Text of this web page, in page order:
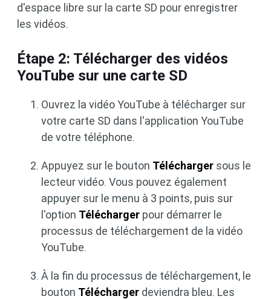
d'espace libre sur la carte SD pour enregistrer
les vidéos.
Étape 2: Télécharger des vidéos
YouTube sur une carte SD
Ouvrez la vidéo YouTube à télécharger sur
votre carte SD dans l'application YouTube
de votre téléphone.
Appuyez sur le bouton Télécharger sous le
lecteur vidéo. Vous pouvez également
appuyer sur le menu à 3 points, puis sur
l'option Télécharger pour démarrer le
processus de téléchargement de la vidéo
YouTube.
À la fin du processus de téléchargement, le
bouton Télécharger deviendra bleu. Les